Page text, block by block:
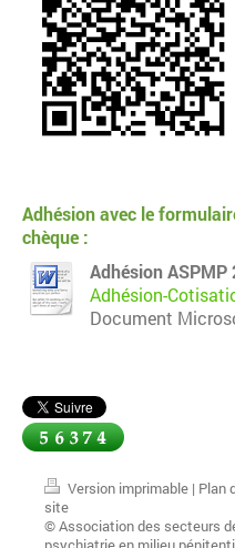
Adhésion avec le
chèque :
Adhésion ASPMP
Adhésion-
Document
Version imprimable | Plan
site
© Association des secteurs